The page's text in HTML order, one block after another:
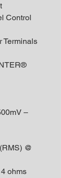
Control
Terminals
–
@
ohms